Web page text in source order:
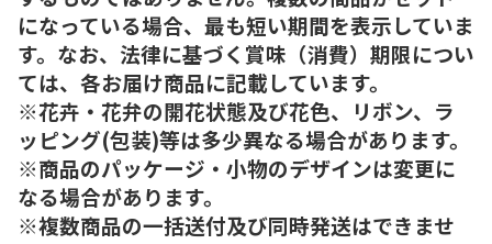
になっている場合、最も短い期間を表示していま
す。なお、法律に基づく賞味（消費）期限につい
ては、各お届け商品に記載しています。
※花卉・花弁の開花状態及び花色、リボン、ラ
ッピング(包装)等は多少異なる場合があります。
※商品のパッケージ・小物のデザインは変更に
なる場合があります。
※複数商品の一括送付及び同時発送はできませ